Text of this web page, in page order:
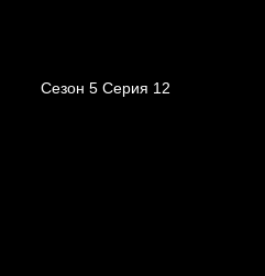
Сезон 5 Серия 12